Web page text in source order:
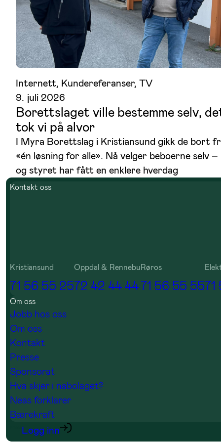
Internett, Kundereferanser, TV
9. juli 2026
Borettslaget ville bestemme selv,
tok vi på alvor
I Myra Borettslag i Kristiansund gikk de bort
«én løsning for alle». Nå velger beboerne selv –
og styret har fått en enklere hverdag
Kontakt oss
Kristiansund
71 56 55 25
Oppdal & Rennebu
72 42 44 44
Røros
71 56 55 55
Om oss
Jobb hos oss
Om oss
Kontakt
Presse
Sponsorat
Hva skjer i nabolaget?
Neas forklarer
Bærekraft
Logg inn